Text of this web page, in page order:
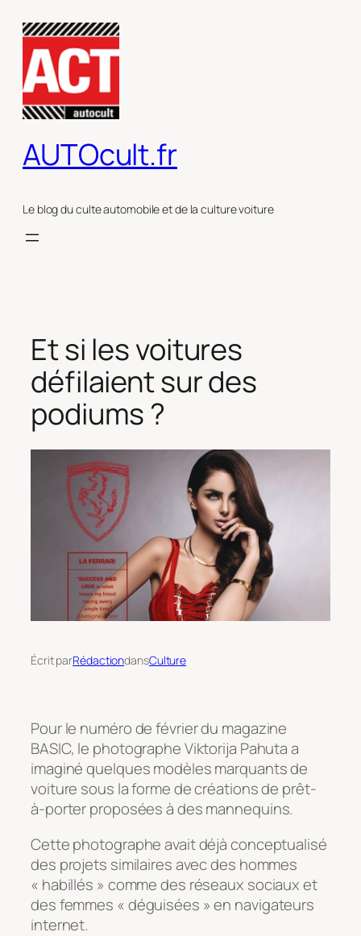
contenu
AUTOcult.fr
Le blog du culte automobile et de la culture voiture
Et si les voitures
défilaient sur des
podiums ?
Écrit parRédactiondansCulture
Pour le numéro de février du magazine
BASIC, le photographe Viktorija Pahuta a
imaginé quelques modèles marquants de
voiture sous la forme de créations de prêt-
à-porter proposées à des mannequins.
Cette photographe avait déjà conceptualisé
des projets similaires avec des hommes
« habillés » comme des réseaux sociaux et
des femmes « déguisées » en navigateurs
internet.